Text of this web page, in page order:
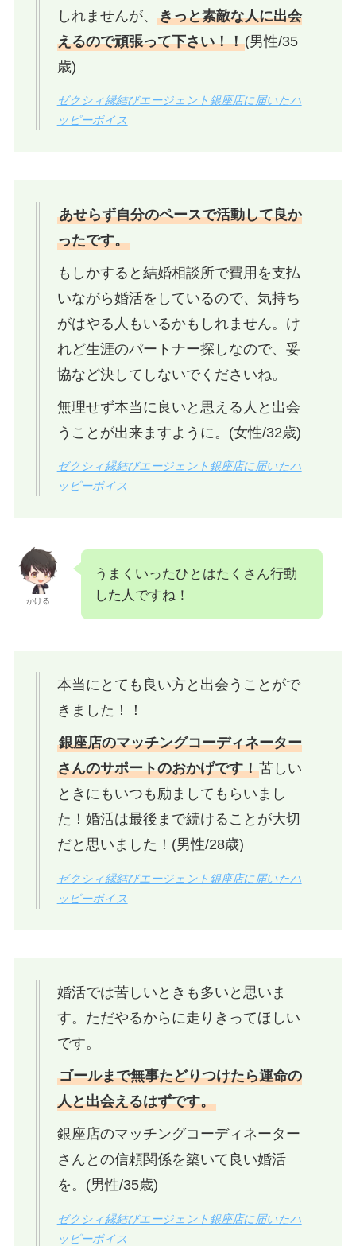
しれませんが、 きっと素敵な人に出会
えるので頑張って下さい！！(男性/35
歳)
ゼクシィ縁結びエージェント銀座店に届いたハ
ッピーボイス
あせらず自分のペースで活動して良か
ったです。
もしかすると結婚相談所で費用を支払
いながら婚活をしているので、気持ち
がはやる人もいるかもしれません。け
れど生涯のパートナー探しなので、妥
協など決してしないでくださいね。
無理せず本当に良いと思える人と出会
うことが出来ますように。(女性/32歳)
ゼクシィ縁結びエージェント銀座店に届いたハ
ッピーボイス
かける
うまくいったひとはたくさん行動
した人ですね！
本当にとても良い方と出会うことがで
きました！！
銀座店のマッチングコーディネーター
さんのサポートのおかげです！苦しい
ときにもいつも励ましてもらいまし
た！婚活は最後まで続けることが大切
だと思いました！(男性/28歳)
ゼクシィ縁結びエージェント銀座店に届いたハ
ッピーボイス
婚活では苦しいときも多いと思いま
す。ただやるからに走りきってほしい
です。
ゴールまで無事たどりつけたら運命の
人と出会えるはずです。
銀座店のマッチングコーディネーター
さんとの信頼関係を築いて良い婚活
を。(男性/35歳)
ゼクシィ縁結びエージェント銀座店に届いたハ
ッピーボイス